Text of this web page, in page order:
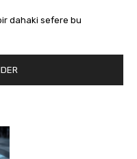
dahaki sefere bu